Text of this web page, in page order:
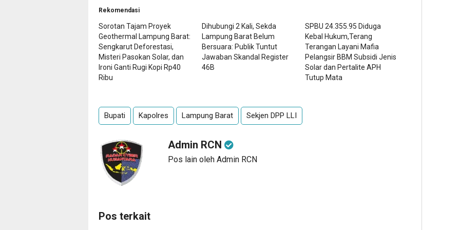
Rekomendasi
Sorotan Tajam Proyek
Geothermal Lampung Barat:
Sengkarut Deforestasi,
Misteri Pasokan Solar, dan
Ironi Ganti Rugi Kopi Rp40
Ribu
Dihubungi 2 Kali, Sekda
Lampung Barat Belum
Bersuara: Publik Tuntut
Jawaban Skandal Register
46B
SPBU 24.355.95 Diduga
Kebal Hukum,Terang
Terangan Layani Mafia
Pelangsir BBM Subsidi Jenis
Solar dan Pertalite APH
Tutup Mata
Bupati Kapolres Lampung Barat Sekjen DPP LLI
Admin RCN
Pos lain oleh Admin RCN
Pos terkait